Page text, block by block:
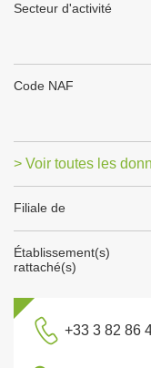
Secteur d'activité
Code NAF
> Voir toutes les
Filiale de
Établissement(s)
rattaché(s)
+33 3 82 86